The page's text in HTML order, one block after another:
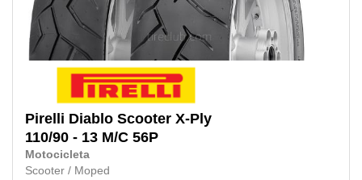
Pirelli Diablo Scooter X-Ply
110/90 - 13 M/C 56P
Motocicleta
Scooter / Moped